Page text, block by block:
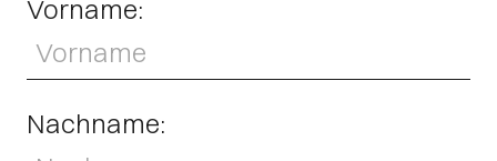
Vorname:
Nachname: